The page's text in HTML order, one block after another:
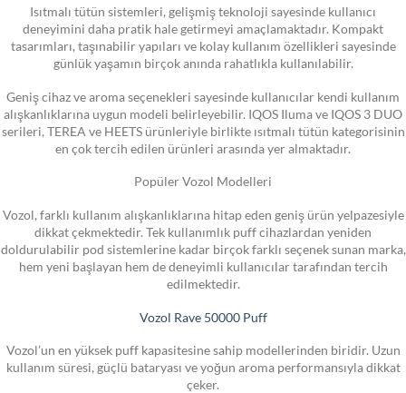
Isıtmalı tütün sistemleri, gelişmiş teknoloji sayesinde kullanıcı
deneyimini daha pratik hale getirmeyi amaçlamaktadır. Kompakt
tasarımları, taşınabilir yapıları ve kolay kullanım özellikleri sayesinde
günlük yaşamın birçok anında rahatlıkla kullanılabilir.
Geniş cihaz ve aroma seçenekleri sayesinde kullanıcılar kendi kullanım
alışkanlıklarına uygun modeli belirleyebilir. IQOS Iluma ve IQOS 3 DUO
serileri, TEREA ve HEETS ürünleriyle birlikte ısıtmalı tütün kategorisinin
en çok tercih edilen ürünleri arasında yer almaktadır.
Popüler Vozol Modelleri
Vozol, farklı kullanım alışkanlıklarına hitap eden geniş ürün yelpazesiyle
dikkat çekmektedir. Tek kullanımlık puff cihazlardan yeniden
doldurulabilir pod sistemlerine kadar birçok farklı seçenek sunan marka,
hem yeni başlayan hem de deneyimli kullanıcılar tarafından tercih
edilmektedir.
Vozol Rave 50000 Puff
Vozol’un en yüksek puff kapasitesine sahip modellerinden biridir. Uzun
kullanım süresi, güçlü bataryası ve yoğun aroma performansıyla dikkat
çeker.